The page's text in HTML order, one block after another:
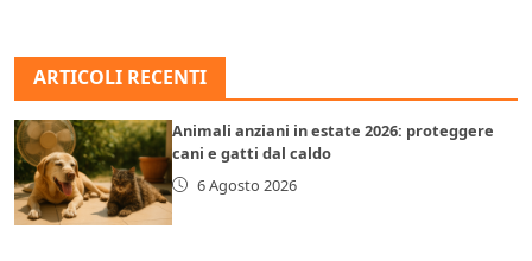
ARTICOLI RECENTI
Animali anziani in estate 2026: proteggere
cani e gatti dal caldo
6 Agosto 2026